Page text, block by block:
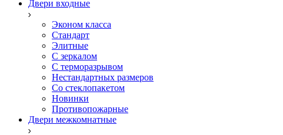
Двери входные
Эконом класса
Стандарт
Элитные
С зеркалом
С терморазрывом
Нестандартных размеров
Со стеклопакетом
Новинки
Противопожарные
Двери межкомнатные